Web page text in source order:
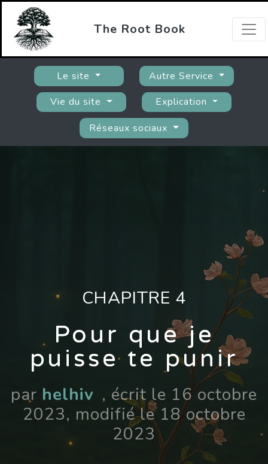
The Root Book
Le site
Autre Service
Vie du site
Explication
Réseaux sociaux
CHAPITRE 4
Pour que je
puisse te punir
par helhiv , écrit le 16 octobre
2023, modifié le 18 octobre
2023